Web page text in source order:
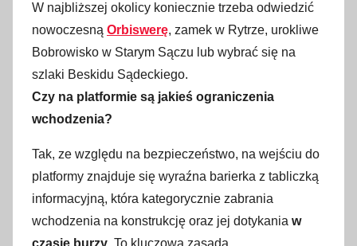
W najbliższej okolicy koniecznie trzeba odwiedzić
nowoczesną Orbiswerę, zamek w Rytrze, urokliwe
Bobrowisko w Starym Sączu lub wybrać się na
szlaki Beskidu Sądeckiego.
Czy na platformie są jakieś ograniczenia
wchodzenia?
Tak, ze względu na bezpieczeństwo, na wejściu do
platformy znajduje się wyraźna barierka z tabliczką
informacyjną, która kategorycznie zabrania
wchodzenia na konstrukcję oraz jej dotykania w